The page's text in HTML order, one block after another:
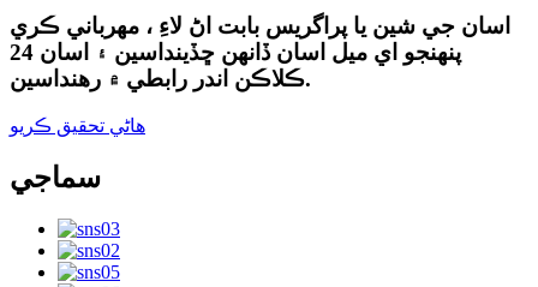
اسان جي شين يا پراگريس بابت اڻ لاءِ ، مهرباني ڪري
پنهنجو اي ميل اسان ڏانهن ڇڏينداسين ۽ اسان 24
ڪلاڪن اندر رابطي ۾ رهنداسين.
هاڻي تحقيق ڪريو
سماجي